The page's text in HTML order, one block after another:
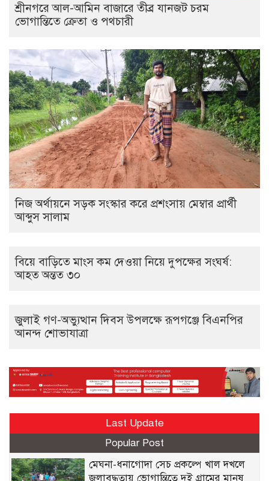
শ্রীনগরে আল-আমিন বাজারে তীব্র যানজট চরম
ভোগান্তিতে ক্রেতা ও পথচারী
নিজ অর্থায়নে সড়ক সংস্কার করে প্রশংসায় মেম্বার প্রার্থী
আব্দুস সালাম
বিয়ে বাড়িতে মাংস কম দেওয়া নিয়ে দুপক্ষের সংঘর্ষ:
আহত অন্তত ৩০ ​
জুলাই গণ-অভ্যুত্থান দিবস উপলক্ষে রূপগঞ্জে বিএনপির
আনন্দ শোভাযাত্রা
Last Update
Popular Post
মেঘনা-ধনাগোদা সেচ প্রকল্পে খাল দখলে
জলাবদ্ধতায় ভোগান্তিতে দুই গ্রামের মানুষ